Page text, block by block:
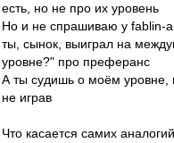
есть, но не про их уровень
Но и не спрашиваю у fablin-
ты, сынок, выиграл на
уровне?" про преферанс
А ты судишь о моём уровне,
не играв
Что касается самих аналогий